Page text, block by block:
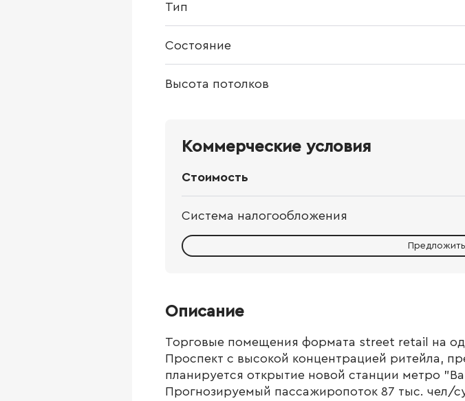
Тип
Состояние
Высота потолков
Коммерческие условия
Стоимость
Система налогообложения
Описание
Торговые помещения формата street retail на
Проспект с высокой концентрацией ритейла,
планируется открытие новой станции метро
Прогнозируемый пассажиропоток 87 тыс. чел/